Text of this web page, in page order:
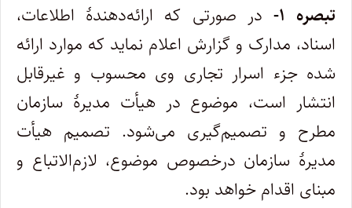
تبصره ۱-
در صورتی که ارائه‌دهندۀ اطلاعات،
اسناد، مدارک و گزارش اعلام نماید که موارد ارائه
شده جزء اسرار تجاری وی محسوب و غیرقابل
انتشار است، موضوع در هیأت مدیرۀ سازمان
مطرح و تصمیم‌گیری می‌شود. تصمیم هیأت
مدیرۀ سازمان درخصوص موضوع، لازم‌الاتباع و
مبنای اقدام خواهد بود.